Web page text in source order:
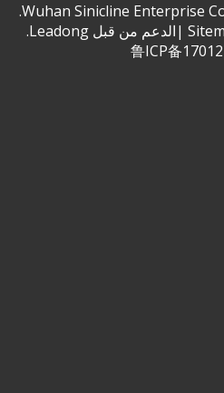
Wuhan Sinicline Enterprise Co.، Ltd.
|الدعم من قبلLeadong
.
鲁ICP备